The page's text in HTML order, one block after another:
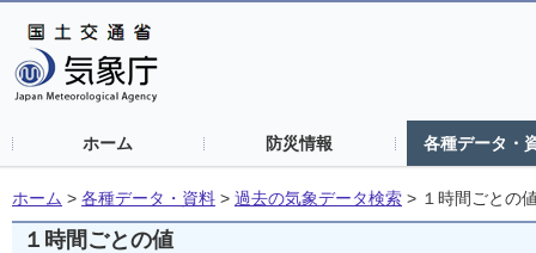
ホーム 防災情報 各種データ・
ホーム > 各種データ・資料 > 過去の気象データ検索 > １時間ごとの
１時間ごとの値